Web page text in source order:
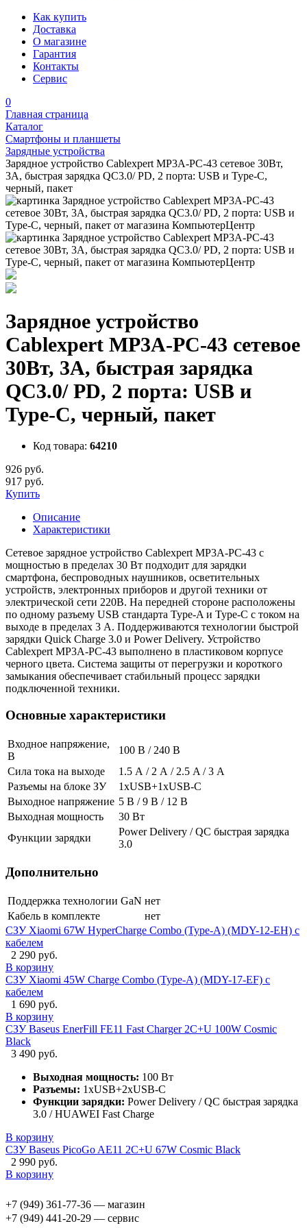
Как купить
Доставка
О магазине
Гарантия
Контакты
Сервис
0
Главная страница
Каталог
Смартфоны и планшеты
Зарядные устройства
Зарядное устройство Cablexpert MP3A-PC-43 сетевое 30Вт,
3А, быстрая зарядка QC3.0/ PD, 2 порта: USB и Type-C,
черный, пакет
Зарядное устройство
Cablexpert MP3A-PC-43 сетевое
30Вт, 3А, быстрая зарядка
QC3.0/ PD, 2 порта: USB и
Type-C, черный, пакет
Код товара: 64210
926 руб.
917 руб.
Купить
Описание
Характеристики
Сетевое зарядное устройство Cablexpert MP3A-PC-43 с
мощностью в пределах 30 Вт подходит для зарядки
смартфона, беспроводных наушников, осветительных
устройств, электронных приборов и другой техники от
электрической сети 220В. На передней стороне расположены
по одному разъему USB стандарта Type-A и Type-C с током на
выходе в пределах 3 A. Поддерживаются технологии быстрой
зарядки Quick Charge 3.0 и Power Delivery. Устройство
Cablexpert MP3A-PC-43 выполнено в пластиковом корпусе
черного цвета. Система защиты от перегрузки и короткого
замыкания обеспечивает стабильный процесс зарядки
подключенной техники.
Основные характеристики
Входное напряжение,
В
100 В / 240 В
Сила тока на выходе
1.5 А / 2 А / 2.5 A / 3 А
Разъемы на блоке ЗУ
1xUSB+1xUSB-C
Выходное напряжение 5 В / 9 В / 12 В
Выходная мощность
30 Вт
Функции зарядки
Power Delivery / QC быстрая зарядка
3.0
Дополнительно
Поддержка технологии GaN нет
Кабель в комплекте
нет
СЗУ Xiaomi 67W HyperCharge Combo (Type-A) (MDY-12-EH) с
кабелем
2 290 руб.
В корзину
СЗУ Xiaomi 45W Charge Combo (Type-A) (MDY-17-EF) с
кабелем
1 690 руб.
В корзину
СЗУ Baseus EnerFill FE11 Fast Charger 2C+U 100W Cosmic
Black
3 490 руб.
Выходная мощность: 100 Вт
Разъемы: 1xUSB+2xUSB-C
Функции зарядки: Power Delivery / QC быстрая зарядка
3.0 / HUAWEI Fast Charge
В корзину
СЗУ Baseus PicoGo AE11 2C+U 67W Cosmic Black
2 990 руб.
В корзину
+7 (949) 361-77-36 — магазин
+7 (949) 441-20-29 — сервис